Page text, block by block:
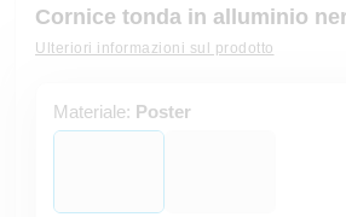
Cornice tonda in alluminio
Ulteriori informazioni sul prodotto
Materiale: Poster